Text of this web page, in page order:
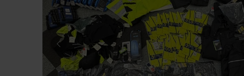
Föregående